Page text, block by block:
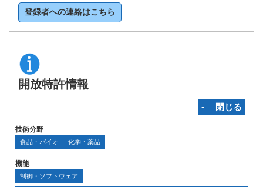
登録者への連絡はこちら
開放特許情報
‐ 閉じる
技術分野
食品・バイオ 化学・薬品
機能
制御・ソフトウェア